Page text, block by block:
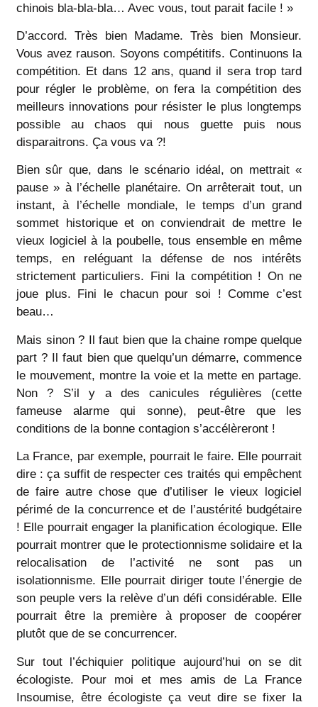
chinois bla-bla-bla… Avec vous, tout parait facile ! »
D’accord. Très bien Madame. Très bien Monsieur.
Vous avez rauson. Soyons compétitifs. Continuons la
compétition. Et dans 12 ans, quand il sera trop tard
pour régler le problème, on fera la compétition des
meilleurs innovations pour résister le plus longtemps
possible au chaos qui nous guette puis nous
disparaitrons. Ça vous va ?!
Bien sûr que, dans le scénario idéal, on mettrait «
pause » à l’échelle planétaire. On arrêterait tout, un
instant, à l’échelle mondiale, le temps d’un grand
sommet historique et on conviendrait de mettre le
vieux logiciel à la poubelle, tous ensemble en même
temps, en reléguant la défense de nos intérêts
strictement particuliers. Fini la compétition ! On ne
joue plus. Fini le chacun pour soi ! Comme c’est
beau…
Mais sinon ? Il faut bien que la chaine rompe quelque
part ? Il faut bien que quelqu’un démarre, commence
le mouvement, montre la voie et la mette en partage.
Non ? S’il y a des canicules régulières (cette
fameuse alarme qui sonne), peut-être que les
conditions de la bonne contagion s’accélèreront !
La France, par exemple, pourrait le faire. Elle pourrait
dire : ça suffit de respecter ces traités qui empêchent
de faire autre chose que d’utiliser le vieux logiciel
périmé de la concurrence et de l’austérité budgétaire
! Elle pourrait engager la planification écologique. Elle
pourrait montrer que le protectionnisme solidaire et la
relocalisation de l’activité ne sont pas un
isolationnisme. Elle pourrait diriger toute l’énergie de
son peuple vers la relève d’un défi considérable. Elle
pourrait être la première à proposer de coopérer
plutôt que de se concurrencer.
Sur tout l’échiquier politique aujourd’hui on se dit
écologiste. Pour moi et mes amis de La France
Insoumise, être écologiste ça veut dire se fixer la